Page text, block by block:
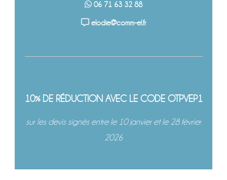
06 71 63 32 88
elodie@comm-el.fr
10% DE RÉDUCTION AVEC LE CODE OTPVEP1
sur les devis signés entre le 10 janvier et le 28 février
2026